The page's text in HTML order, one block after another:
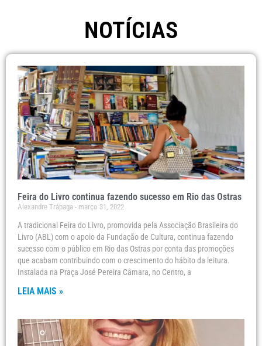
NOTÍCIAS
Feira do Livro continua fazendo sucesso em Rio das Ostras
Alexandre Trápaga março 31, 2022
A tradicional Feira do Livro, promovida pela Associação Brasileira do
Livro (ABL) com o apoio da Fundação de Cultura, continua fazendo
sucesso com o público em Rio das Ostras por conta das promoções
que acabam contribuindo com o crescimento do hábito da leitura.
Instalada na Praça José Pereira Câmara, no Centro, a
LEIA MAIS »